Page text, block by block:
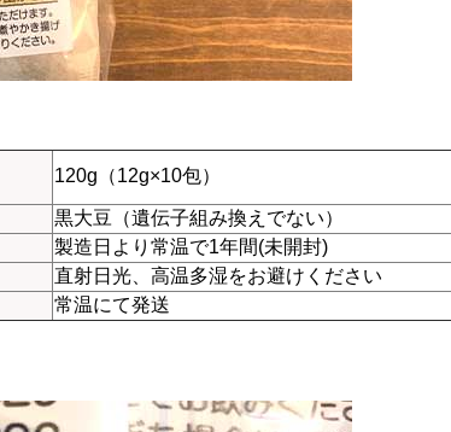
120g（12g×10包）
黒大豆（遺伝子組み換えでない）
製造日より常温で1年間(未開封)
直射日光、高温多湿をお避けください
常温にて発送